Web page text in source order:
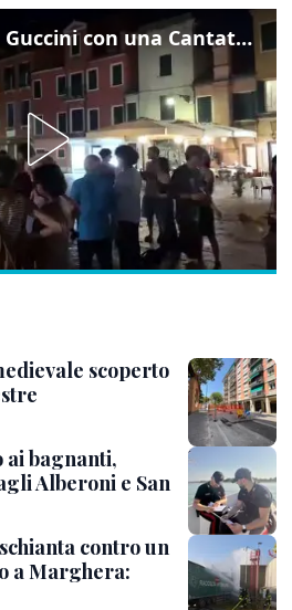
Venezia omaggia Guccini con una Cantata Anarchica in campo Santa Margherita
scoperto
ai bagnanti,
Alberoni e San
contro un
a Marghera: